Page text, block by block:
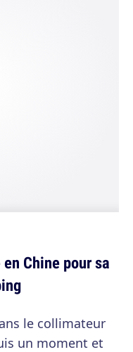
Chine pour sa
le collimateur
un moment et